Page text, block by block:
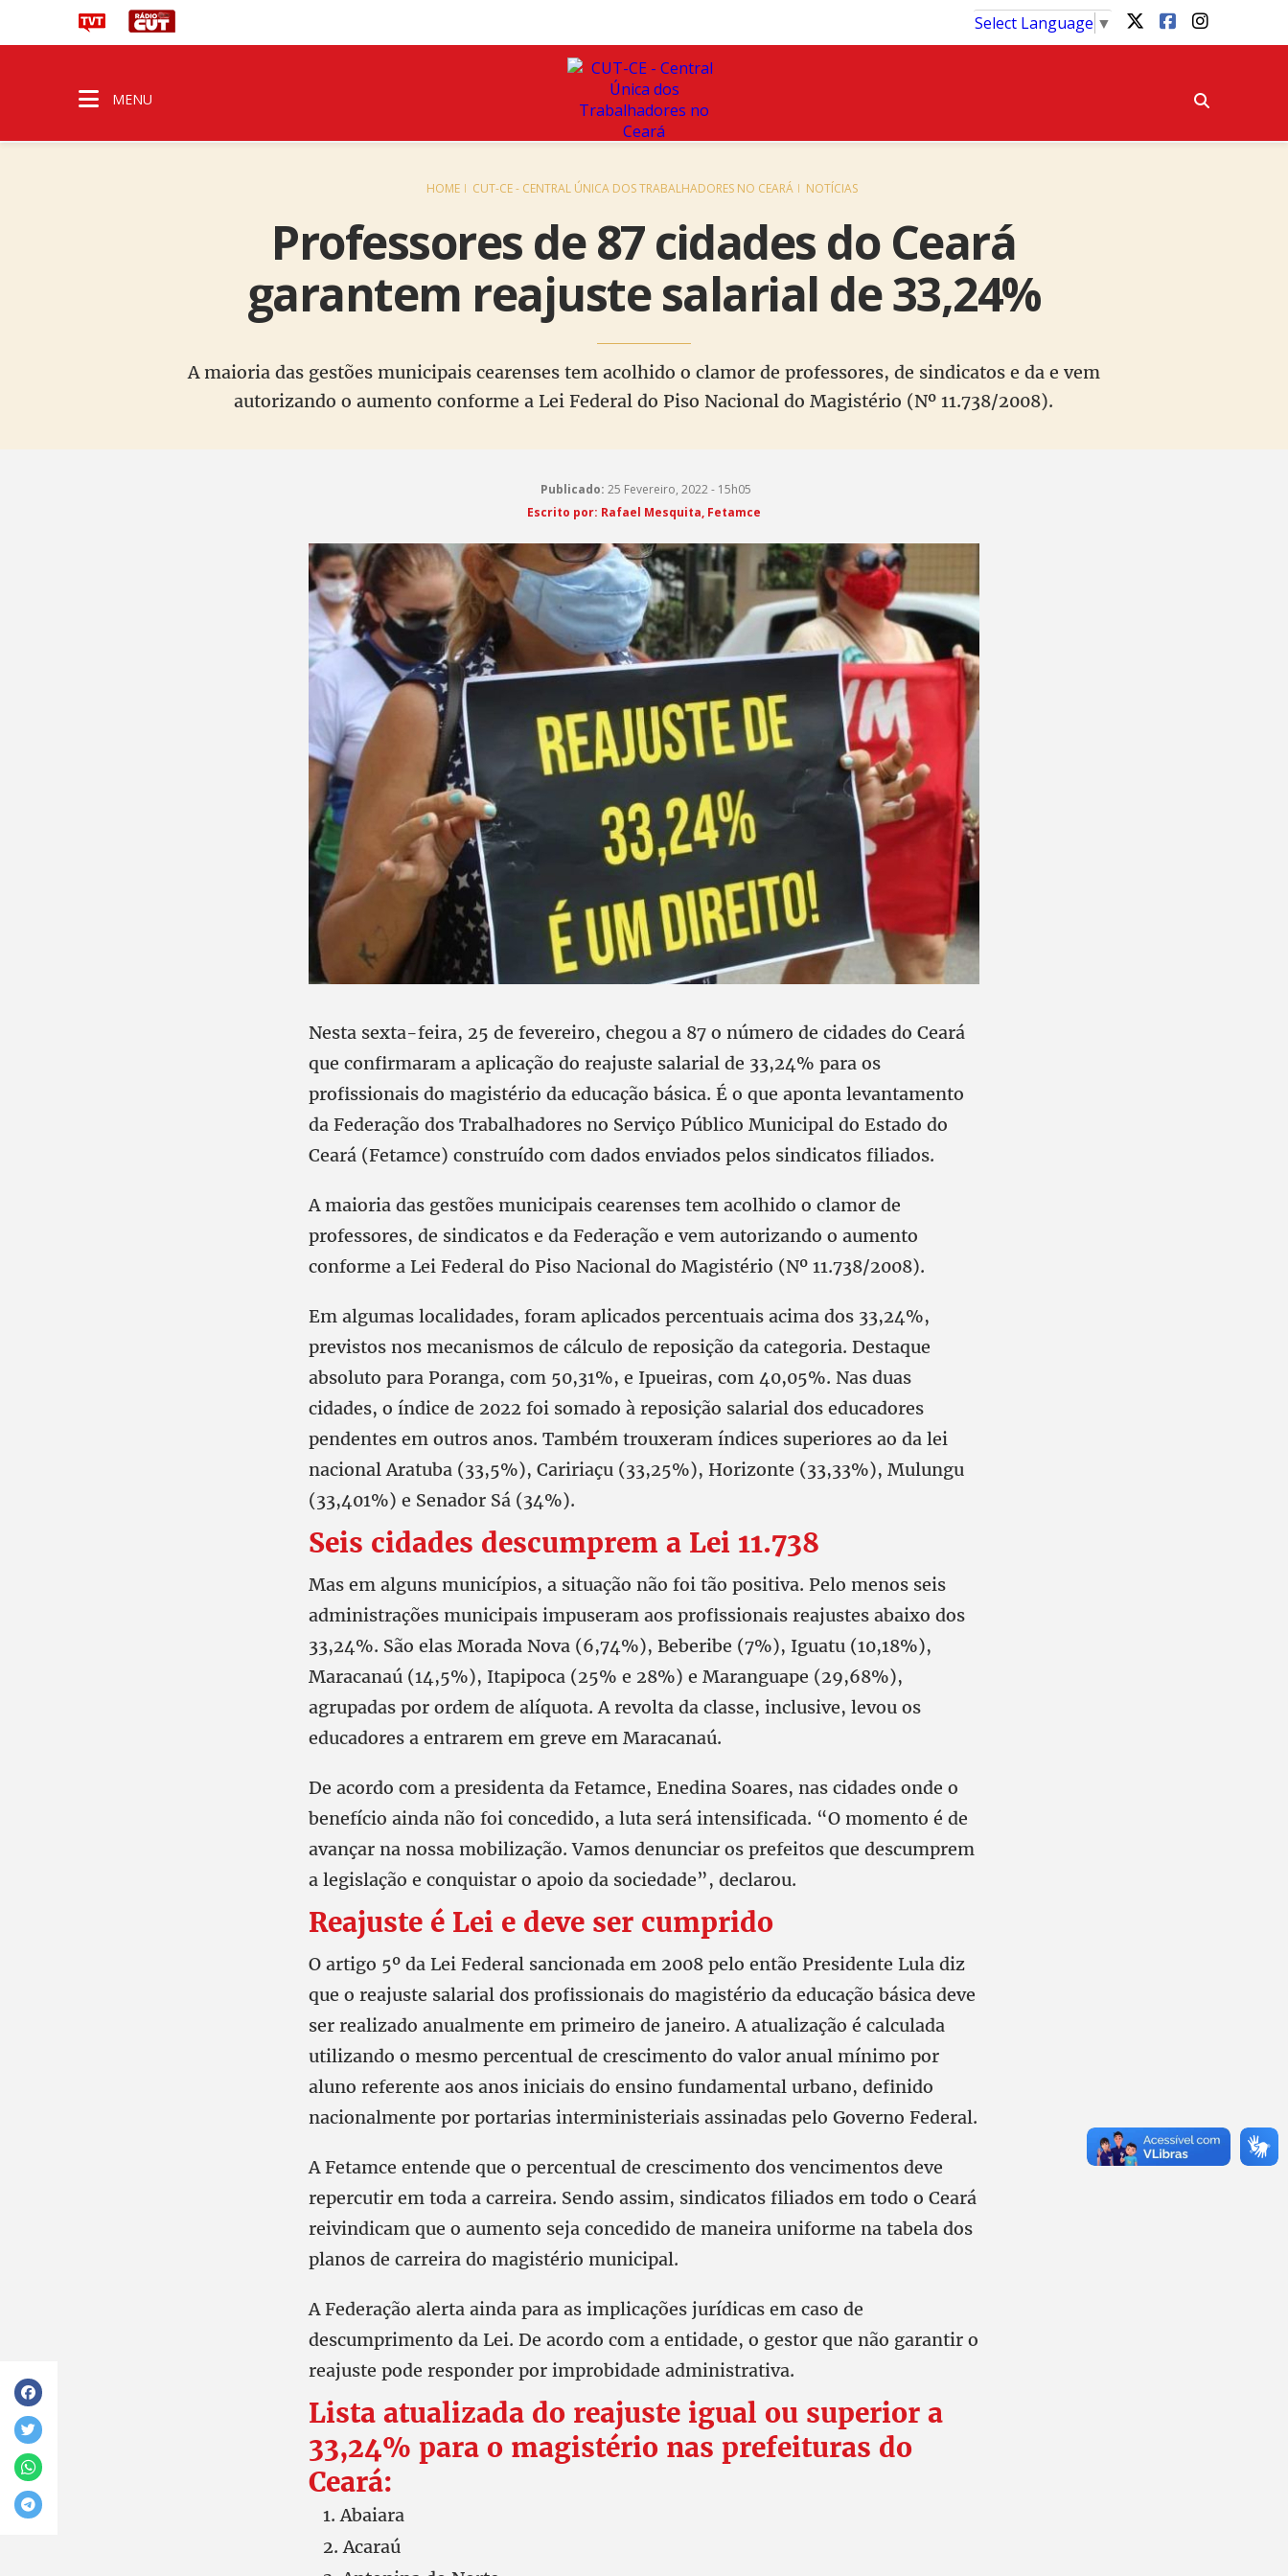
Select Language ▼
MENU
HOME CUT-CE - CENTRAL ÚNICA DOS TRABALHADORES NO CEARÁ NOTÍCIAS
Professores de 87 cidades do Ceará
garantem reajuste salarial de 33,24%
A maioria das gestões municipais cearenses tem acolhido o clamor de professores, de sindicatos e da e vem
autorizando o aumento conforme a Lei Federal do Piso Nacional do Magistério (Nº 11.738/2008).
Publicado: 25 Fevereiro, 2022 - 15h05
Escrito por: Rafael Mesquita, Fetamce
Nesta sexta-feira, 25 de fevereiro, chegou a 87 o número de cidades do Ceará
que confirmaram a aplicação do reajuste salarial de 33,24% para os
profissionais do magistério da educação básica. É o que aponta levantamento
da Federação dos Trabalhadores no Serviço Público Municipal do Estado do
Ceará (Fetamce) construído com dados enviados pelos sindicatos filiados.
A maioria das gestões municipais cearenses tem acolhido o clamor de
professores, de sindicatos e da Federação e vem autorizando o aumento
conforme a Lei Federal do Piso Nacional do Magistério (Nº 11.738/2008).
Em algumas localidades, foram aplicados percentuais acima dos 33,24%,
previstos nos mecanismos de cálculo de reposição da categoria. Destaque
absoluto para Poranga, com 50,31%, e Ipueiras, com 40,05%. Nas duas
cidades, o índice de 2022 foi somado à reposição salarial dos educadores
pendentes em outros anos. Também trouxeram índices superiores ao da lei
nacional Aratuba (33,5%), Caririaçu (33,25%), Horizonte (33,33%), Mulungu
(33,401%) e Senador Sá (34%).
Seis cidades descumprem a Lei 11.738
Mas em alguns municípios, a situação não foi tão positiva. Pelo menos seis
administrações municipais impuseram aos profissionais reajustes abaixo dos
33,24%. São elas Morada Nova (6,74%), Beberibe (7%), Iguatu (10,18%),
Maracanaú (14,5%), Itapipoca (25% e 28%) e Maranguape (29,68%),
agrupadas por ordem de alíquota. A revolta da classe, inclusive, levou os
educadores a entrarem em greve em Maracanaú.
De acordo com a presidenta da Fetamce, Enedina Soares, nas cidades onde o
benefício ainda não foi concedido, a luta será intensificada. “O momento é de
avançar na nossa mobilização. Vamos denunciar os prefeitos que descumprem
a legislação e conquistar o apoio da sociedade”, declarou.
Reajuste é Lei e deve ser cumprido
O artigo 5º da Lei Federal sancionada em 2008 pelo então Presidente Lula diz
que o reajuste salarial dos profissionais do magistério da educação básica deve
ser realizado anualmente em primeiro de janeiro. A atualização é calculada
utilizando o mesmo percentual de crescimento do valor anual mínimo por
aluno referente aos anos iniciais do ensino fundamental urbano, definido
nacionalmente por portarias interministeriais assinadas pelo Governo Federal.
A Fetamce entende que o percentual de crescimento dos vencimentos deve
repercutir em toda a carreira. Sendo assim, sindicatos filiados em todo o Ceará
reivindicam que o aumento seja concedido de maneira uniforme na tabela dos
planos de carreira do magistério municipal.
A Federação alerta ainda para as implicações jurídicas em caso de
descumprimento da Lei. De acordo com a entidade, o gestor que não garantir o
reajuste pode responder por improbidade administrativa.
Lista atualizada do reajuste igual ou superior a
33,24% para o magistério nas prefeituras do
Ceará:
Abaiara
Acaraú